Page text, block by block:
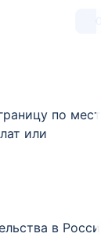
0
по месту
или
в России